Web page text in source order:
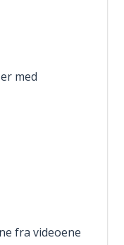
med
fra videoene